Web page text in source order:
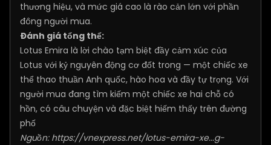
thương hiệu, và mức giá cao là rào cản lớn với phần
đông người mua.
Đánh giá tổng thể:
Lotus Emira là lời chào tạm biệt đầy cảm xúc của
Lotus với kỷ nguyên động cơ đốt trong — một chiếc xe
thể thao thuần Anh quốc, hào hoa và đầy tự trọng. Với
người mua đang tìm kiếm một chiếc xe hai chỗ có
hồn, có câu chuyện và đặc biệt hiếm thấy trên đường
phố
Nguồn: https://vnexpress.net/lotus-emira-xe...g-